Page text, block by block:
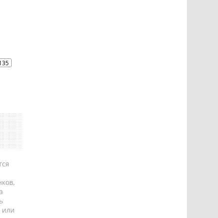
или